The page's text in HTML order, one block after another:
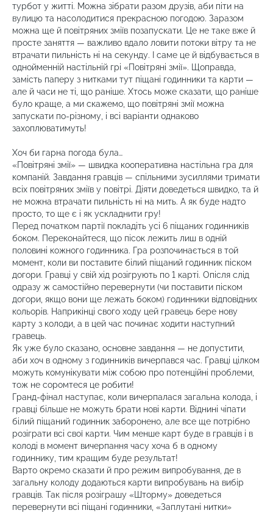
турбот у житті. Можна зібрати разом друзів, аби піти на
вулицю та насолодитися прекрасною погодою. Заразом
можна ще й повітряних зміїв позапускати. Це не таке вже й
просте заняття — важливо вдало ловити потоки вітру та не
втрачати пильність ні на секунду. І саме це й відбувається в
однойменній настільній грі «Повітряні змії». Щоправда,
замість паперу з нитками тут піщані годинники та карти —
але й часи не ті, що раніше. Хтось може сказати, що раніше
було краще, а ми скажемо, що повітряні змії можна
запускати по-різному, і всі варіанти однаково
захоплюватимуть!
Хоч би гарна погода була…
«Повітряні змії» — швидка кооперативна настільна гра для
компаній. Завдання гравців — спільними зусиллями тримати
всіх повітряних зміїв у повітрі. Діяти доведеться швидко, та й
не можна втрачати пильність ні на мить. А як буде надто
просто, то ще є і як ускладнити гру!
Перед початком партії покладіть усі 6 піщаних годинників
боком. Переконайтеся, що пісок лежить лиш в одній
половині кожного годинника. Гра розпочинається в той
момент, коли ви поставите білий піщаний годинник піском
догори. Гравці у свій хід розігрують по 1 карті. Опісля слід
одразу ж самостійно перевернути (чи поставити піском
догори, якщо вони ще лежать боком) годинники відповідних
кольорів. Наприкінці свого ходу цей гравець бере нову
карту з колоди, а в цей час починає ходити наступний
гравець.
Як уже було сказано, основне завдання — не допустити,
аби хоч в одному з годинників вичерпався час. Гравці цілком
можуть комунікувати між собою про потенційні проблеми,
тож не соромтеся це робити!
Гранд-фінал наступає, коли вичерпалася загальна колода, і
гравці більше не можуть брати нові карти. Віднині чіпати
білий піщаний годинник заборонено, але все ще потрібно
розіграти всі свої карти. Чим менше карт буде в гравців і в
колоді в момент вичерпання часу хоча б в одному
годиннику, тим кращим буде результат!
Варто окремо сказати й про режим випробування, де в
загальну колоду додаються карти випробувань на вибір
гравців. Так після розіграшу «Шторму» доведеться
перевернути всі піщані годинники, «Заплутані нитки»